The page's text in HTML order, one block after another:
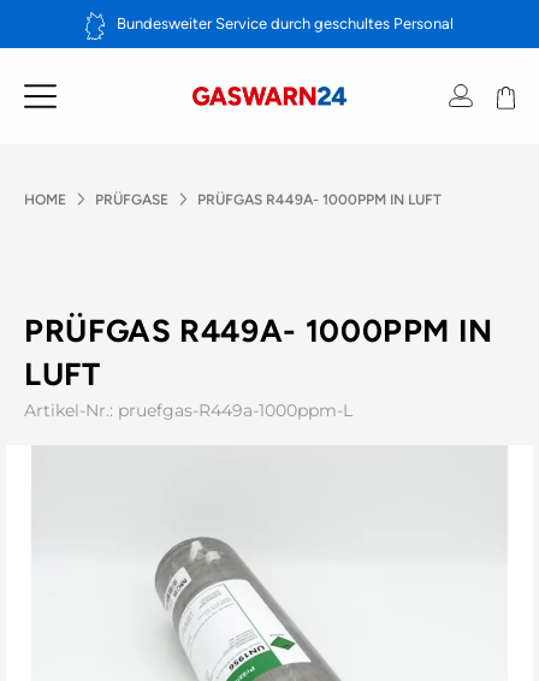
Inhalt
Bundesweiter Service durch geschultes Personal
HOME PRÜFGASE PRÜFGAS R449A- 1000PPM IN LUFT
PRÜFGAS R449A- 1000PPM IN
LUFT
Artikel-Nr.: pruefgas-R449a-1000ppm-L